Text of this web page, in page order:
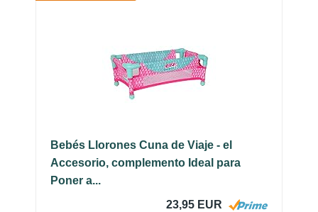
Bebés Llorones Cuna de Viaje - el
Accesorio, complemento Ideal para
Poner a...
23,95 EUR